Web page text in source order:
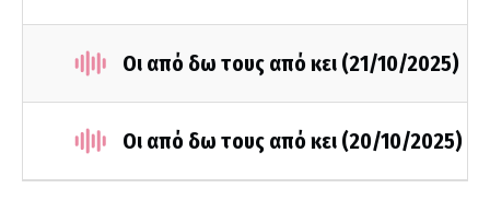
Οι από δω τους από κει (21/10/2025)
Οι από δω τους από κει (20/10/2025)